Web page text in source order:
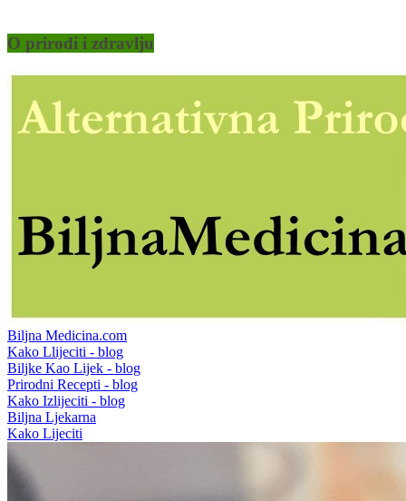
O prirodi i zdravlju
Biljna Medicina.com
Kako Llijeciti - blog
Biljke Kao Lijek - blog
Prirodni Recepti - blog
Kako Izlijeciti - blog
Biljna Ljekarna
Kako Lijeciti